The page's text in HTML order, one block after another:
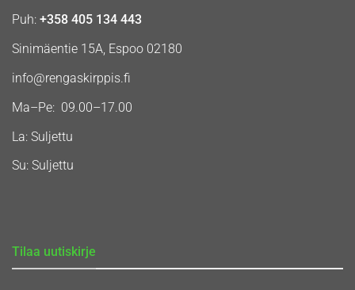
Puh: +358 405 134 443
Sinimäentie 15A, Espoo 02180
info@rengaskirppis.fi
Ma–Pe: 09.00–17.00
La: Suljettu
Su: Suljettu
Tilaa uutiskirje